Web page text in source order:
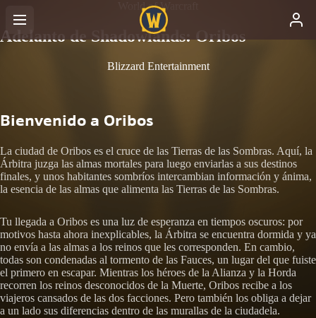
World of Warcraft
Adelanto de Shadowlands: Oribos
Blizzard Entertainment
Bienvenido a Oribos
La ciudad de Oribos es el cruce de las Tierras de las Sombras. Aquí, la
Árbitra juzga las almas mortales para luego enviarlas a sus destinos
finales, y unos habitantes sombríos intercambian información y ánima,
la esencia de las almas que alimenta las Tierras de las Sombras.
Tu llegada a Oribos es una luz de esperanza en tiempos oscuros: por
motivos hasta ahora inexplicables, la Árbitra se encuentra dormida y ya
no envía a las almas a los reinos que les corresponden. En cambio,
todas son condenadas al tormento de las Fauces, un lugar del que fuiste
el primero en escapar. Mientras los héroes de la Alianza y la Horda
recorren los reinos desconocidos de la Muerte, Oribos recibe a los
viajeros cansados de las dos facciones. Pero también los obliga a dejar
a un lado sus diferencias dentro de las murallas de la ciudadela.